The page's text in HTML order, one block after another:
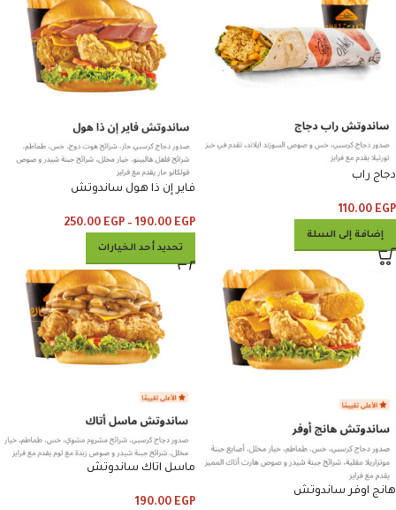
دجاج راب
110.00 EGP
إضافة إلى السلة
فاير إن ذا هول ساندوتش
190.00 EGP
–
250.00 EGP
تحديد أحد الخيارات
هانج اوفر ساندوتش
ماسل اتاك ساندوتش
190.00 EGP